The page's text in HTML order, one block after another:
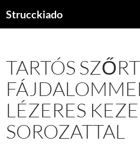
Strucckiado
TARTÓS
LÉZERES
SOROZATTAL